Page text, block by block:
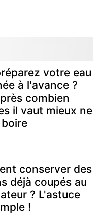
votre eau
à l'avance ?
combien
il vaut mieux ne
conserver des
déjà coupés au
? L'astuce
!